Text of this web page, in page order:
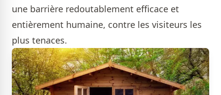
une barrière redoutablement efficace et
entièrement humaine, contre les visiteurs les
plus tenaces.